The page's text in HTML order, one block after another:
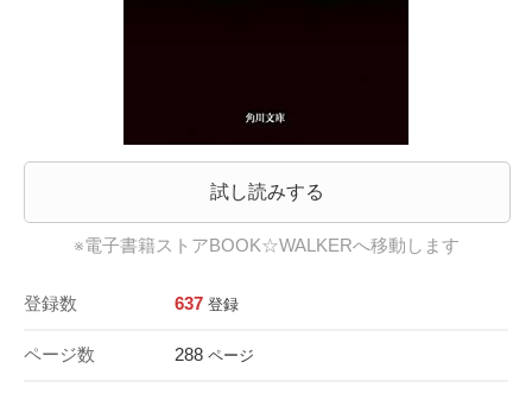
試し読みする
※電子書籍ストアBOOK☆WALKERへ移動します
登録数 637 登録
ページ数 288 ページ